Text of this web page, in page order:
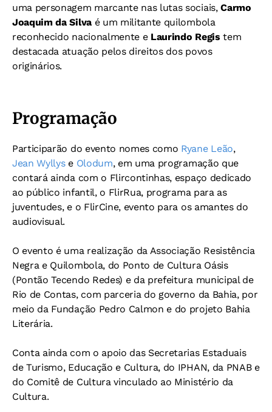
uma personagem marcante nas lutas sociais,Carmo
Joaquim da Silvaé um militante quilombola
reconhecido nacionalmente e Laurindo Regis tem
destacada atuação pelos direitos dos povos
originários.
Programação
Participarão do evento nomes como Ryane Leão,
Jean Wyllyse Olodum, em uma programação que
contará ainda com o Flircontinhas, espaço dedicado
ao público infantil, o FlirRua, programa para as
juventudes, e o FlirCine, evento para os amantes do
audiovisual.
O evento é uma realização da Associação Resistência
Negra e Quilombola, do Ponto de Cultura Oásis
(Pontão Tecendo Redes) e da prefeitura municipal de
Rio de Contas, com parceria do governo da Bahia, por
meio da Fundação Pedro Calmon e do projeto Bahia
Literária.
Conta ainda com o apoio das Secretarias Estaduais
de Turismo, Educação e Cultura, do IPHAN, da PNAB e
do Comitê de Cultura vinculado ao Ministério da
Cultura.